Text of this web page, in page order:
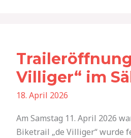
Villiger“ im
18. April 2026
Am Samstag 11. April 2026
Biketrail „de Villiger“ wurde
Villiger“
im
Säliwald